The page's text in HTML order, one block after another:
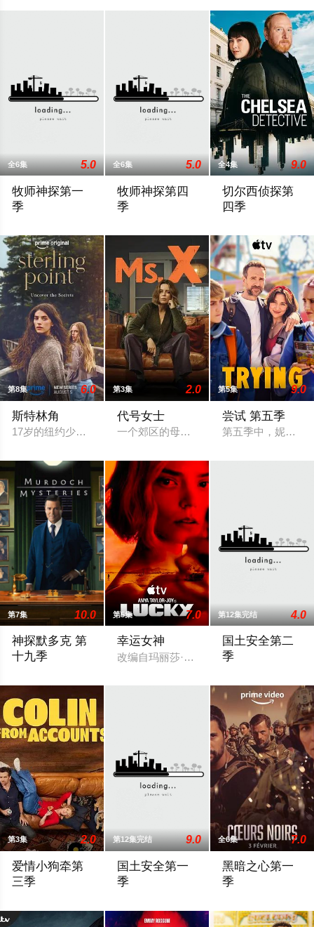
全6集 5.0
牧师神探第一
季
全6集 5.0
牧师神探第四
季
全4集 9.0
切尔西侦探第
四季
第8集 6.0
斯特林角
17岁的纽约少女Annie（艾拉·鲁宾 饰）和双胞胎哥哥由养父抚
第3集 2.0
代号女士
一个郊区的母亲和她的高中朋友阴谋吓唬
第5集 9.0
尝试 第五季
第五季中，妮基（
第7集 10.0
神探默多克 第
十九季
第5集 7.0
幸运女神
改编自玛丽莎·斯塔普利的同名畅销小说
第12集完结 4.0
国土安全第二
季
第3集 2.0
爱情小狗牵第
三季
第12集完结 9.0
国土安全第一
季
全6集 7.0
黑暗之心第一
季